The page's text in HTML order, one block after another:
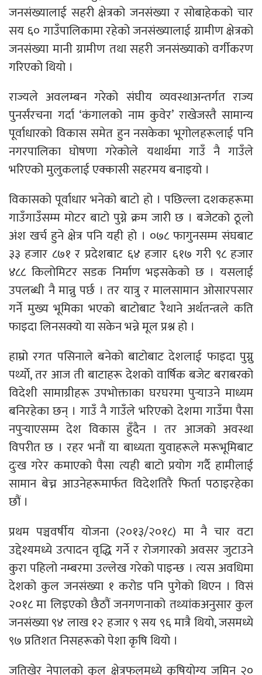
जनसंख्यालाई सहरी क्षेत्रको जनसंख्या र सोबाहेकको चार
सय ६० गाउँपालिकामा रहेको जनसंख्यालाई ग्रामीण क्षेत्रको
जनसंख्या मानी ग्रामीण तथा सहरी जनसंख्याको वर्गीकरण
गरिएको थियो ।
राज्यले अवलम्बन गरेको संघीय व्यवस्थाअन्तर्गत राज्य
पुनर्संरचना गर्दा ‘कंगालको नाम कुवेर’ राखेजस्तै सामान्य
पूर्वाधारको विकास समेत हुन नसकेका भूगोलहरूलाई पनि
नगरपालिका घोषणा गरेकोले यथार्थमा गाउँ नै गाउँले
भरिएको मुलुकलाई एक्कासी सहरमय बनाइयो ।
विकासको पूर्वाधार भनेको बाटो हो । पछिल्ला दशकहरूमा
गाउँगाउँसम्म मोटर बाटो पुग्ने क्रम जारी छ । बजेटको ठूलो
अंश खर्च हुने क्षेत्र पनि यही हो । ०७८ फागुनसम्म संघबाट
३३ हजार ८७१ र प्रदेशबाट ६४ हजार ६१७ गरी ९८ हजार
४८८ किलोमिटर सडक निर्माण भइसकेको छ । यसलाई
उपलब्धी नै मान्नु पर्छ । तर यात्रु र मालसामान ओसारपसार
गर्ने मुख्य भूमिका भएको बाटोबाट रैथाने अर्थतन्त्रले कति
फाइदा लिनसक्यो या सकेन भन्ने मूल प्रश्न हो ।
हाम्रो रगत पसिनाले बनेको बाटोबाट देशलाई फाइदा पुग्नु
पर्थ्याे, तर आज ती बाटाहरू देशको वार्षिक बजेट बराबरको
विदेशी सामाग्रीहरू उपभोक्ताका घरघरमा पुर्‍याउने माध्यम
बनिरहेका छन् । गाउँ नै गाउँले भरिएको देशमा गाउँमा पैसा
नपुर्‍याएसम्म देश विकास हुँदैन । तर आजको अवस्था
विपरीत छ । रहर भनौं या बाध्यता युवाहरूले मरूभूमिबाट
दुःख गरेर कमाएको पैसा त्यही बाटो प्रयोग गर्दै हामीलाई
सामान बेच्न आउनेहरूमार्फत विदेशतिरै फिर्ता पठाइरहेका
छौं ।
प्रथम पञ्चवर्षीय योजना (२०१३/२०१८) मा नै चार वटा
उद्देश्यमध्ये उत्पादन वृद्धि गर्ने र रोजगारको अवसर जुटाउने
कुरा पहिलो नम्बरमा उल्लेख गरेको पाइन्छ । त्यस अवधिमा
देशको कुल जनसंख्या १ करोड पनि पुगेको थिएन । विसं
२०१८ मा लिइएको छैठौं जनगणनाको तथ्यांकअनुसार कुल
जनसंख्या ९४ लाख १२ हजार ९ सय ९६ मात्रै थियो, जसमध्ये
९७ प्रतिशत निसहरूको पेशा कृषि थियो ।
जतिखेर नेपालको कुल क्षेत्रफलमध्ये कृषियोग्य जमिन २०